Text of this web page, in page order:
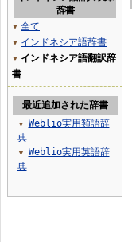
辞書
▼ 全て
▼ インドネシア語辞書
▼
インドネシア語翻訳辞
書
最近追加された辞書
▼
Weblio実用類語辞
典
▼
Weblio実用英語辞
典